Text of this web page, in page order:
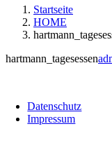
Startseite
HOME
hartmann_tagesessen
Datenschutz
Impressum